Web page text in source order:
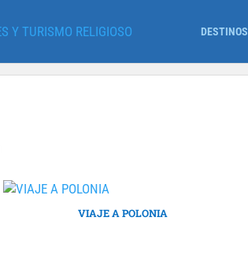
DESTINOS
VIAJE A POLONIA